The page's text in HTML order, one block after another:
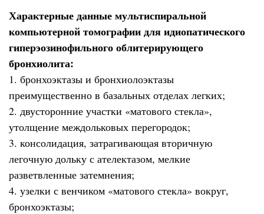
Характерные данные мультиспиральной
компьютерной томографии для идиопатического
гиперэозинофильного облитерирующего
бронхиолита:
1. бронхоэктазы и бронхиолоэктазы
преимущественно в базальных отделах легких;
2. двусторонние участки «матового стекла»,
утолщение междольковых перегородок;
3. консолидация, затрагивающая вторичную
легочную дольку с ателектазом, мелкие
разветвленные затемнения;
4. узелки с венчиком «матового стекла» вокруг,
бронхоэктазы;